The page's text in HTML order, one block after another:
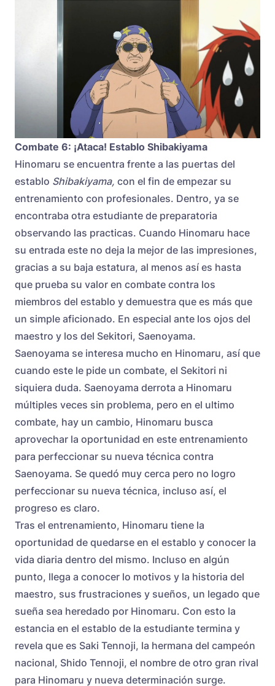
Combate 6: ¡Ataca! Establo Shibakiyama
Hinomaru se encuentra frente a las puertas del
establo Shibakiyama, con el fin de empezar su
entrenamiento con profesionales. Dentro, ya se
encontraba otra estudiante de preparatoria
observando las practicas. Cuando Hinomaru hace
su entrada este no deja la mejor de las impresiones,
gracias a su baja estatura, al menos así es hasta
que prueba su valor en combate contra los
miembros del establo y demuestra que es más que
un simple aficionado. En especial ante los ojos del
maestro y los del Sekitori, Saenoyama.
Saenoyama se interesa mucho en Hinomaru, así que
cuando este le pide un combate, el Sekitori ni
siquiera duda. Saenoyama derrota a Hinomaru
múltiples veces sin problema, pero en el ultimo
combate, hay un cambio, Hinomaru busca
aprovechar la oportunidad en este entrenamiento
para perfeccionar su nueva técnica contra
Saenoyama. Se quedó muy cerca pero no logro
perfeccionar su nueva técnica, incluso así, el
progreso es claro.
Tras el entrenamiento, Hinomaru tiene la
oportunidad de quedarse en el establo y conocer la
vida diaria dentro del mismo. Incluso en algún
punto, llega a conocer lo motivos y la historia del
maestro, sus frustraciones y sueños, un legado que
sueña sea heredado por Hinomaru. Con esto la
estancia en el establo de la estudiante termina y
revela que es Saki Tennoji, la hermana del campeón
nacional, Shido Tennoji, el nombre de otro gran rival
para Hinomaru y nueva determinación surge.